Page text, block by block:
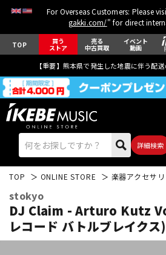
For Overseas Customers: Please
gakki.com/" for direct
TOP 買う
ストア
売る
中古買取
イベント
動画
【重要】熊本県で発生した地震に伴う配
詳細検索
TOP ONLINE STORE 楽器アクセサリ
stokyo
DJ Claim - Arturo Kutz
レコード バトルブレイクス)